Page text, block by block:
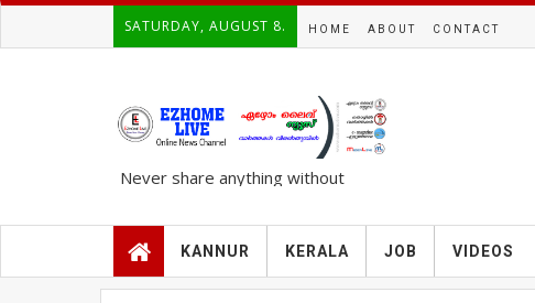
SATURDAY, AUGUST 8. HOME ABOUT CONTACT
Never share anything without
KANNUR KERALA JOB VIDEOS